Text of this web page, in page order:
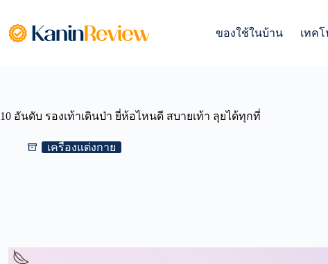
content
ของใช้ในบ้าน เทค
10 อันดับ รองเท้าเดินป่า ยี่ห้อไหนดี สบายเท้า ลุยได้ทุกที่
เครื่องแต่งกาย